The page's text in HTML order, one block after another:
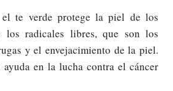
te verde protege la piel de los
los radicales libres, que son los
y el envejacimiento de la piel.
en la lucha contra el cáncer